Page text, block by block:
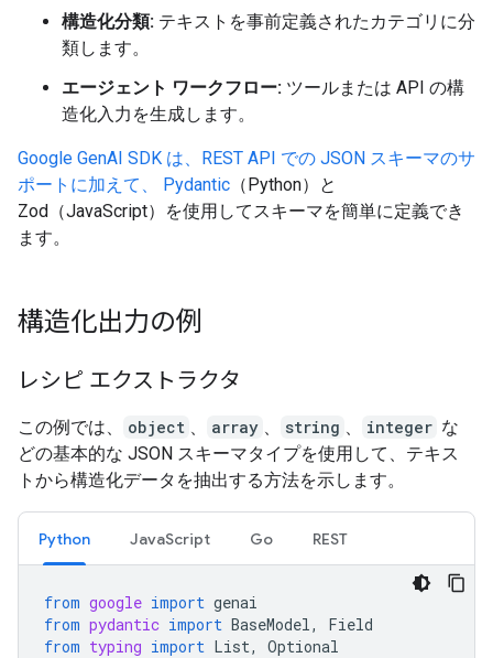
構造化分類: テキストを事前定義されたカテゴリに分
類します。
エージェント ワークフロー: ツールまたは API の構
造化入力を生成します。
Google GenAI SDK は、REST API での JSON スキーマのサ
ポートに加えて、 Pydantic （Python）と
Zod（JavaScript）を使用してスキーマを簡単に定義でき
ます。
構造化出力の例
レシピ エクストラクタ
この例では、 object 、 array 、 string 、 integer な
どの基本的な JSON スキーマタイプを使用して、テキス
トから構造化データを抽出する方法を示します。
Python JavaScript Go REST
from google import genai
from pydantic import BaseModel,
Field
from typing import List, Optional